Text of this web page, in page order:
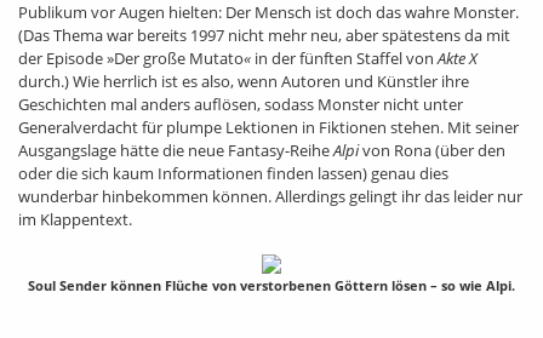
Publikum vor Augen hielten: Der Mensch ist doch das wahre Monster.
(Das Thema war bereits 1997 nicht mehr neu, aber spätestens da mit
der Episode »Der große Mutato« in der fünften Staffel vonAkte X
durch.) Wie herrlich ist es also, wenn Autoren und Künstler ihre
Geschichten mal anders auflösen, sodass Monster nicht unter
Generalverdacht für plumpe Lektionen in Fiktionen stehen. Mit seiner
Ausgangslage hätte die neue Fantasy-ReiheAlpivon Rona (über den
oder die sich kaum Informationen finden lassen) genau dies
wunderbar hinbekommen können. Allerdings gelingt ihr das leider nur
im Klappentext.
Soul Sender können Flüche von verstorbenen Göttern lösen – so wie Alpi.